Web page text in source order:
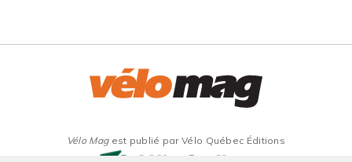
Vélo Magest publié par Vélo Québec Éditions